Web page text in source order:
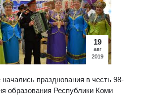
празднования в честь 98-
образования Республики Коми
19
авг
2019